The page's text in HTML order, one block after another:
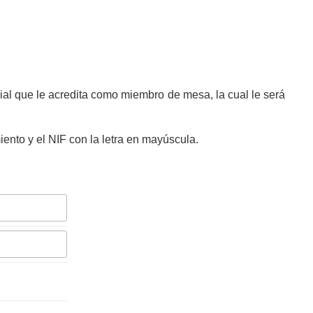
que le acredita como miembro de mesa, la cual le será
y el NIF con la letra en mayúscula.